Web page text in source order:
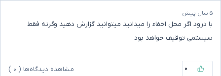
۵ سال پیش
با درود اگر محل اخفاء را میدانید میتوانید گزارش دهید وگرنه فقط
سیستمی توقیف خواهد بود
۰ مشاهده دیدگاه‌ها ( ۰